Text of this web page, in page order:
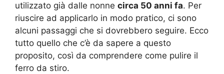
utilizzato già dalle nonne circa 50 anni fa. Per
riuscire ad applicarlo in modo pratico, ci sono
alcuni passaggi che si dovrebbero seguire. Ecco
tutto quello che c’è da sapere a questo
proposito, così da comprendere come pulire il
ferro da stiro.